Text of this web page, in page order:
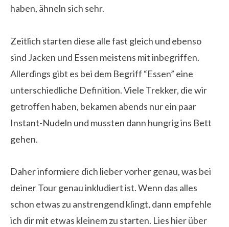
haben, ähneln sich sehr.
Zeitlich starten diese alle fast gleich und ebenso
sind Jacken und Essen meistens mit inbegriffen.
Allerdings gibt es bei dem Begriff “Essen” eine
unterschiedliche Definition. Viele Trekker, die wir
getroffen haben, bekamen abends nur ein paar
Instant-Nudeln und mussten dann hungrig ins Bett
gehen.
Daher informiere dich lieber vorher genau, was bei
deiner Tour genau inkludiert ist. Wenn das alles
schon etwas zu anstrengend klingt, dann empfehle
ich dir mit etwas kleinem zu starten. Lies hier über